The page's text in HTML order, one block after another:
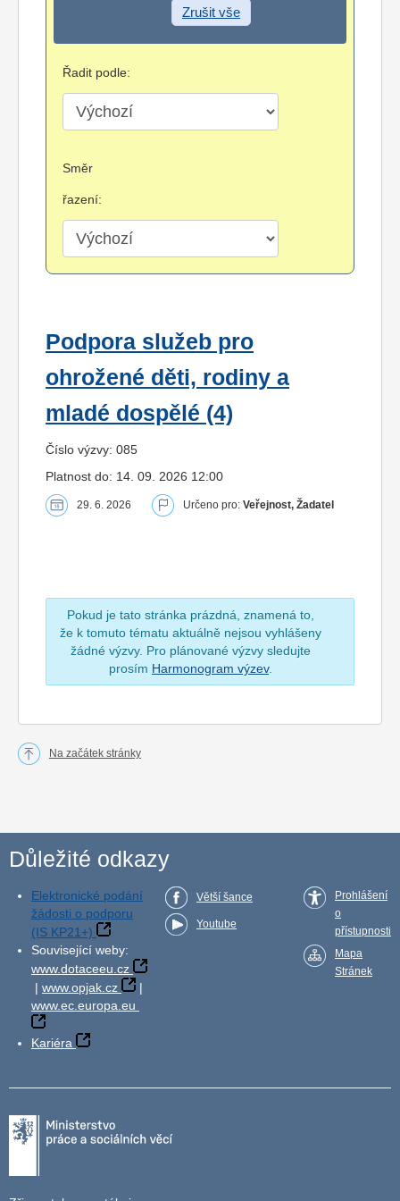
Zrušit vše
Řadit podle:
Směr
řazení:
Podpora služeb pro
ohrožené děti, rodiny a
mladé dospělé (4)
Číslo výzvy: 085
Platnost do: 14. 09. 2026 12:00
29. 6. 2026 Určeno pro: Veřejnost, Žadatel
Pokud je tato stránka prázdná, znamená to,
že k tomuto tématu aktuálně nejsou vyhlášeny
žádné výzvy. Pro plánované výzvy sledujte
prosím Harmonogram výzev.
Na začátek stránky
Důležité odkazy
Elektronické podání
žádosti o podporu
(IS KP21+)
Související weby:
www.dotaceeu.cz
| www.opjak.cz
|
www.ec.europa.eu
Kariéra
Větší šance
Youtube
Prohlášení
o
přístupnosti
Mapa
Stránek